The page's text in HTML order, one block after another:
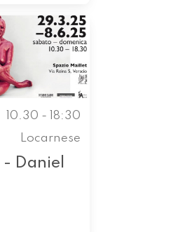
10.30 - 18:30
Locarnese
Daniel